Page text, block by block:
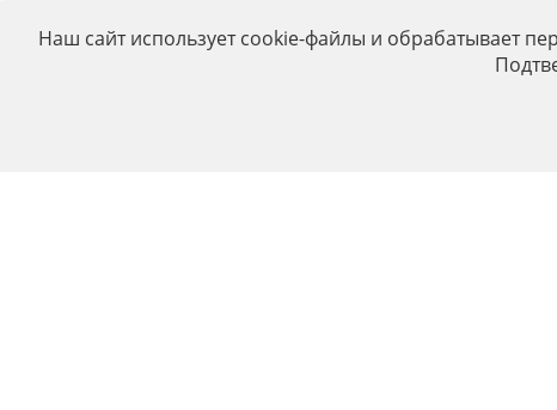
Наш сайт использует cookie-файлы и обрабатывает